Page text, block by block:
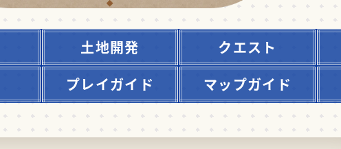
土地開発 クエスト
プレイガイド マップガイド